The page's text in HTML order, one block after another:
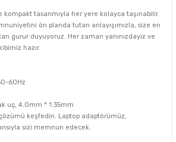
kompakt tasarımıyla her yere kolayca taşınabilir.
ön planda tutan anlayışımızla, size en
gurur duyuyoruz. Her zaman yanınızdayız ve
hazır.
60Hz
uç, 4.0mm * 1.35mm
keşfedin. Laptop adaptörümüz,
sizi memnun edecek.